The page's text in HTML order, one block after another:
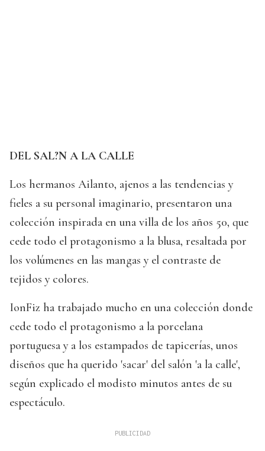
DEL SAL?N A LA CALLE
Los hermanos Ailanto, ajenos a las tendencias y
fieles a su personal imaginario, presentaron una
colección inspirada en una villa de los años 50, que
cede todo el protagonismo a la blusa, resaltada por
los volúmenes en las mangas y el contraste de
tejidos y colores.
IonFiz ha trabajado mucho en una colección donde
cede todo el protagonismo a la porcelana
portuguesa y a los estampados de tapicerías, unos
diseños que ha querido 'sacar' del salón 'a la calle',
según explicado el modisto minutos antes de su
espectáculo.